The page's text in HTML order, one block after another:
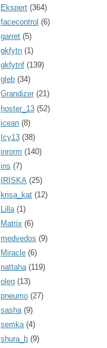
Ekspert (364)
facecontrol (6)
garret (5)
gkfytn (1)
gkfytnf (139)
gleb (34)
Grandizer (21)
hoster_13 (52)
icean (8)
Icy13 (38)
inrorm (140)
ins (7)
IRISKA (25)
krisa_kat (12)
Lilla(1)
Matrix (6)
medvedos (9)
Miracle (6)
nattaha (119)
oleg (13)
pneumo (27)
sasha(9)
semka(4)
shura_b (9)